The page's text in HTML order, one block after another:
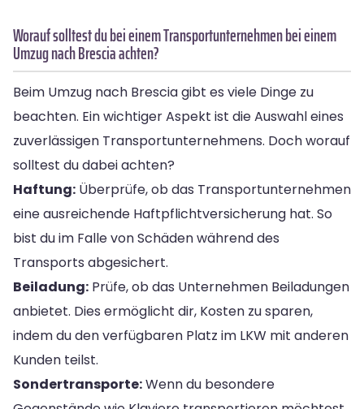
Worauf solltest du bei einem Transportunternehmen bei einem
Umzug nach Brescia achten?
Beim Umzug nach Brescia gibt es viele Dinge zu
beachten. Ein wichtiger Aspekt ist die Auswahl eines
zuverlässigen Transportunternehmens. Doch worauf
solltest du dabei achten?
Haftung: Überprüfe, ob das Transportunternehmen
eine ausreichende Haftpflichtversicherung hat. So
bist du im Falle von Schäden während des
Transports abgesichert.
Beiladung: Prüfe, ob das Unternehmen Beiladungen
anbietet. Dies ermöglicht dir, Kosten zu sparen,
indem du den verfügbaren Platz im LKW mit anderen
Kunden teilst.
Sondertransporte:Wenn du besondere